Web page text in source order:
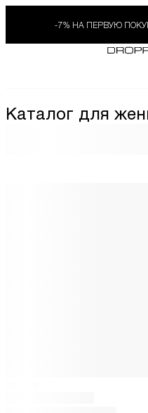
-7% НА ПЕРВУЮ
Каталог для